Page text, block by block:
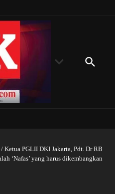
/ Ketua PGLII DKI Jakarta, Pdt. Dr RB
‘Nafas’ yang harus dikembangkan